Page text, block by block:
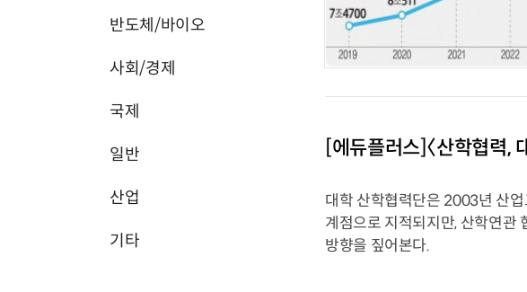
반도체/바이오
사회/경제
국제
일반
산업
기타
[에듀플러스]〈산학협력
대학 산학협력단은 2003년 산
계점으로 지적되지만, 산학연관
방향을 짚어본다.